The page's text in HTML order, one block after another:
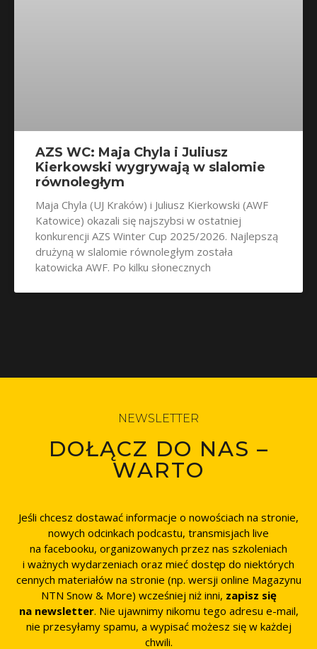
AZS WC: Maja Chyla i Juliusz
Kierkowski wygrywają w slalomie
równoległym
Maja Chyla (UJ Kraków) i Juliusz Kierkowski (AWF
Katowice) okazali się najszybsi w ostatniej
konkurencji AZS Winter Cup 2025/2026. Najlepszą
drużyną w slalomie równoległym została
katowicka AWF. Po kilku słonecznych
NEWSLETTER
DOŁĄCZ DO NAS –
WARTO
Jeśli chcesz dostawać informacje o nowościach na stronie,
nowych odcinkach podcastu, transmisjach live
na facebooku, organizowanych przez nas szkoleniach
i ważnych wydarzeniach oraz mieć dostęp do niektórych
cennych materiałów na stronie (np. wersji online Magazynu
NTN Snow & More) wcześniej niż inni, zapisz się
na newsletter. Nie ujawnimy nikomu tego adresu e-mail,
nie przesyłamy spamu, a wypisać możesz się w każdej
chwili.